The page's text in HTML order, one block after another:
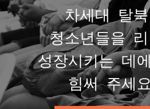
차세대 탈북
청소년들을
성장시키는 데
힘써 주세